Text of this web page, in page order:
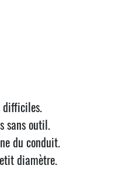
difficiles.
sans outil.
du conduit.
diamètre.